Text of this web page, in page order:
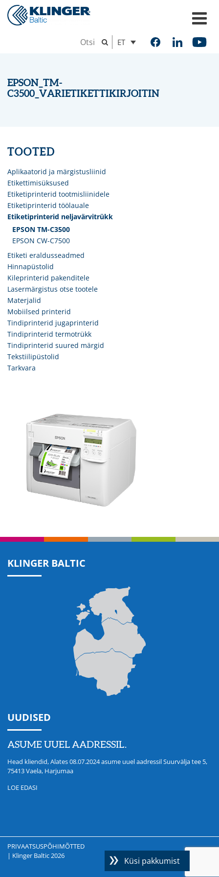
ET
EPSON_TM-
C3500_VARIETIKETTIKIRJOITIN
TOOTED
Aplikaatorid ja märgistusliinid
Etikettimisüksused
Etiketiprinterid tootmisliinidele
Etiketiprinterid töölauale
Etiketiprinterid neljavärvitrükk
EPSON TM-C3500
EPSON CW-C7500
Etiketi eraldusseadmed
Hinnapüstolid
Kileprinterid pakenditele
Lasermärgistus otse tootele
Materjalid
Mobiilsed printerid
Tindiprinterid jugaprinterid
Tindiprinterid termotrükk
Tindiprinterid suured märgid
Tekstiilipüstolid
Tarkvara
Küsi pakkumist
KLINGER BALTIC
UUDISED
ASUME UUEL AADRESSIL.
Head kliendid, Alates 08.07.2024 asume uuel aadressil Suurvälja tee 5,
75413 Vaela, Harjumaa
LOE EDASI
PRIVAATSUSPÕHIMÕTTED
| Klinger Baltic 2026